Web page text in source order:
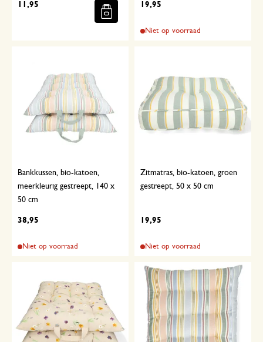
11,95 19,95
Niet op voorraad
Bankkussen, bio-katoen,
meerkleurig gestreept, 140 x
50 cm
38,95
Niet op voorraad
Zitmatras, bio-katoen, groen
gestreept, 50 x 50 cm
19,95
Niet op voorraad